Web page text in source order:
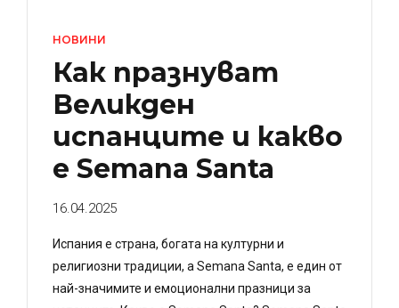
НОВИНИ
Как празнуват
Великден
испанците и какво
e Semana Santa
16.04.2025
Испания е страна, богата на културни и
религиозни традиции, а Semana Santa, е един от
най-значимите и емоционални празници за